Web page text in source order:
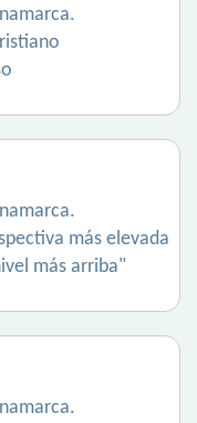
más elevada
más arriba"